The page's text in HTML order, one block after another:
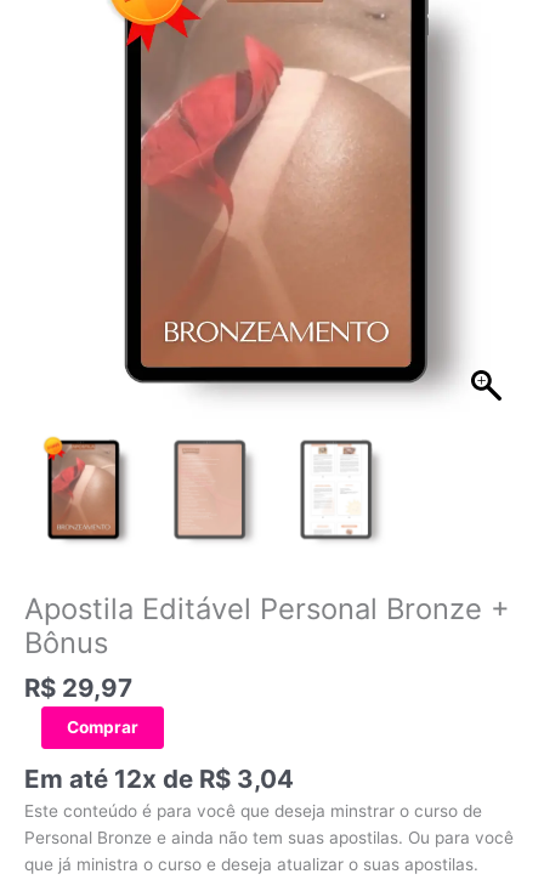
Apostila Editável Personal Bronze +
Bônus
R$ 29,97
Comprar
Em até 12x de R$ 3,04
Este conteúdo é para você que deseja minstrar o curso de
Personal Bronze e ainda não tem suas apostilas. Ou para você
que já ministra o curso e deseja atualizar o suas apostilas.